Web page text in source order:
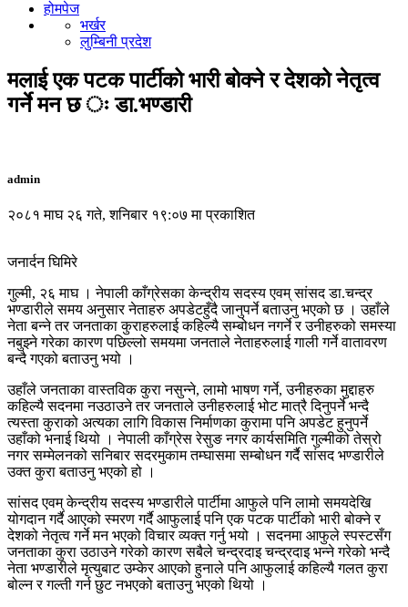
होमपेज
भर्खर
लुम्बिनी प्रदेश
मलाई एक पटक पार्टीको भारी बोक्ने र देशको नेतृत्व
गर्ने मन छ ः डा.भण्डारी
admin
२०८१ माघ २६ गते, शनिबार १९:०७ मा प्रकाशित
जनार्दन घिमिरे
गुल्मी, २६ माघ । नेपाली काँग्रेसका केन्द्रीय सदस्य एवम् सांसद डा.चन्द्र
भण्डारीले समय अनुसार नेताहरु अपडेटहुँदै जानुपर्ने बताउनु भएको छ । उहाँले
नेता बन्ने तर जनताका कुराहरुलाई कहिल्यै सम्बोधन नगर्ने र उनीहरुको समस्या
नबुझ्ने गरेका कारण पछिल्लो समयमा जनताले नेताहरुलाई गाली गर्ने वातावरण
बन्दै गएको बताउनु भयो ।
उहाँले जनताका वास्तविक कुरा नसुन्ने, लामो भाषण गर्ने, उनीहरुका मुद्दाहरु
कहिल्यै सदनमा नउठाउने तर जनताले उनीहरुलाई भोट मात्रै दिनुपर्ने भन्दै
त्यस्ता कुराको अत्यका लागि विकास निर्माणका कुरामा पनि अपडेट हुनुपर्ने
उहाँको भनाई थियो । नेपाली काँग्रेस रेसुङ नगर कार्यसमिति गुल्मीको तेस्रो
नगर सम्मेलनको सनिबार सदरमुकाम तम्घासमा सम्बोधन गर्दै सांसद भण्डारीले
उक्त कुरा बताउनु भएको हो ।
सांसद एवम् केन्द्रीय सदस्य भण्डारीले पार्टीमा आफुले पनि लामो समयदेखि
योगदान गर्दै आएको स्मरण गर्दै आफुलाई पनि एक पटक पार्टीको भारी बोक्ने र
देशको नेतृत्व गर्ने मन भएको विचार व्यक्त गर्नु भयो । सदनमा आफुले स्पस्टसँग
जनताका कुरा उठाउने गरेको कारण सबैले चन्द्रदाइ चन्द्रदाइ भन्ने गरेको भन्दै
नेता भण्डारीले मृत्युबाट उम्केर आएको हुनाले पनि आफुलाई कहिल्यै गलत कुरा
बोल्न र गल्ती गर्न छुट नभएको बताउनु भएको थियो ।